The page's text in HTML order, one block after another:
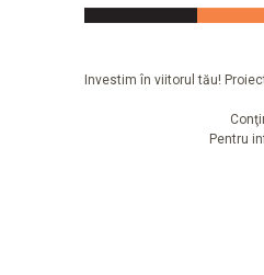
Investim în viitorul tău!
Pentru